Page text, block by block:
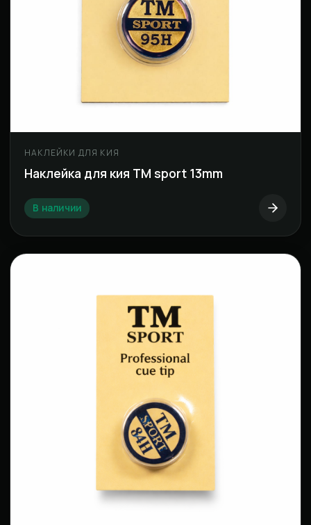
НАКЛЕЙКИ ДЛЯ КИЯ
Наклейка для кия ТМ sport 13mm
В наличии